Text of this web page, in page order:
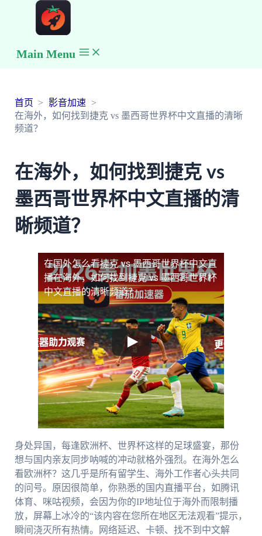
Main Menu
首页
影音加速
在海外，如何找到捷克 vs 墨西哥世界杯中文直播的清晰
频道？
在海外，如何找到捷克 vs
墨西哥世界杯中文直播的清
晰频道？
在国外怎么看捷克 vs 墨西哥世界杯中文直
播在海外，如何找到捷克 vs 墨西哥世界杯
中文直播的清晰频道？
身处异国，每逢欧洲杯、世界杯这样的足球盛宴，那份
想与国内亲友同步呐喊的冲动就格外强烈。在海外怎么
看欧洲杯？这几乎是所有留学生、海外工作者心头共同
的问号。原因很简单，你熟悉的国内直播平台，如腾讯
体育、咪咕视频，会因为你的IP地址位于海外而限制播
放，屏幕上冰冷的“该内容在您所在地区无法观看”提示，
瞬间浇灭所有热情。网络延迟、卡顿、找不到中文解